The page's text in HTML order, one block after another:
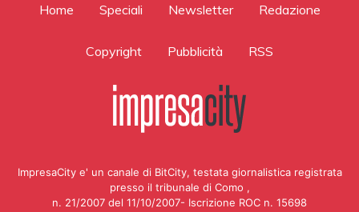
Home Speciali Newsletter Redazione
Copyright Pubblicità RSS
ImpresaCity e' un canale di BitCity, testata giornalistica registrata
presso il tribunale di Como ,
n. 21/2007 del 11/10/2007- Iscrizione ROC n. 15698